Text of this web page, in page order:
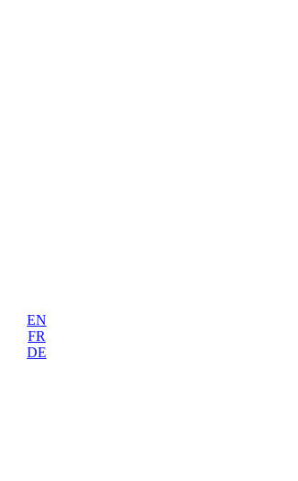
EN
FR
DE